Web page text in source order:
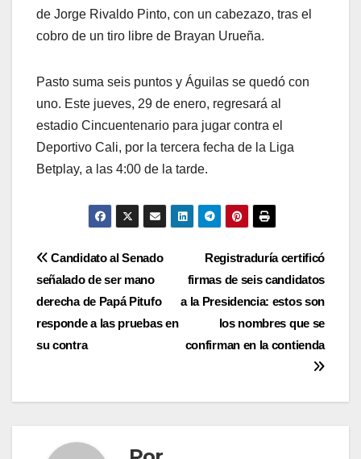
de Jorge Rivaldo Pinto, con un cabezazo, tras el
cobro de un tiro libre de Brayan Urueña.
Pasto suma seis puntos y Águilas se quedó con
uno. Este jueves, 29 de enero, regresará al
estadio Cincuentenario para jugar contra el
Deportivo Cali, por la tercera fecha de la Liga
Betplay, a las 4:00 de la tarde.
Navegación
de
entradas
Registraduría certificó
firmas de seis candidatos
a la Presidencia: estos son
los nombres que se
confirman en la contienda
Candidato al Senado
señalado de ser mano
derecha de Papá Pitufo
responde a las pruebas en
su contra